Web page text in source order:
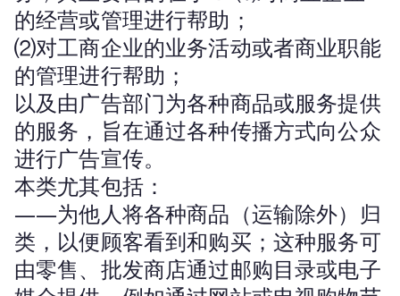
其
不
那
些?
那
些？
的经营或管理进行帮助；
⑵对工商企业的业务活动或者商业职能
的管理进行帮助；
以及由广告部门为各种商品或服务提供
的服务，旨在通过各种传播方式向公众
进行广告宣传。
本类尤其包括：
——为他人将各种商品（运输除外）归
类，以便顾客看到和购买；这种服务可
由零售、批发商店通过邮购目录或电子